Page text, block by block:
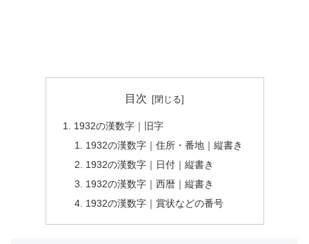
目次
1932の漢数字｜旧字
1932の漢数字｜住所・番地｜縦書き
1932の漢数字｜日付｜縦書き
1932の漢数字｜西暦｜縦書き
1932の漢数字｜賞状などの番号